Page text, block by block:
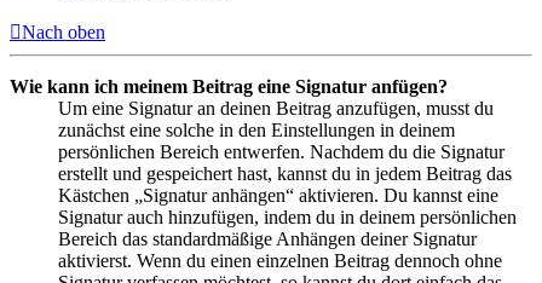
Nach oben
Wie kann ich meinem Beitrag eine Signatur anfügen?
Um eine Signatur an deinen Beitrag anzufügen, musst du
zunächst eine solche in den Einstellungen in deinem
persönlichen Bereich entwerfen. Nachdem du die Signatur
erstellt und gespeichert hast, kannst du in jedem Beitrag das
Kästchen „Signatur anhängen“ aktivieren. Du kannst eine
Signatur auch hinzufügen, indem du in deinem persönlichen
Bereich das standardmäßige Anhängen deiner Signatur
aktivierst. Wenn du einen einzelnen Beitrag dennoch ohne